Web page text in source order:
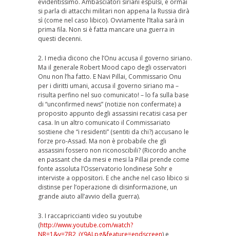
evidentissimo. Ambasciatori siriani espulsi, e ormai
si parla di attacchi militari non appena la Russia dirà
sì (come nel caso libico). Ovviamente l’Italia sarà in
prima fila. Non si è fatta mancare una guerra in
questi decenni.
2. I media dicono che l’Onu accusa il governo siriano.
Ma il generale Robert Mood capo degli osservatori
Onu non l’ha fatto. E Navi Pillai, Commissario Onu
per i diritti umani, accusa il governo siriano ma –
risulta perfino nel suo comunicato! – lo fa sulla base
di “unconfirmed news” (notizie non confermate) a
proposito appunto degli assassini recatisi casa per
casa. In un altro comunicato il Commissariato
sostiene che “i residenti” (sentiti da chi?) accusano le
forze pro-Assad. Ma non è probabile che gli
assassini fossero non riconoscibili? (Ricordo anche
en passant che da mesi e mesi la Pillai prende come
fonte assoluta l’Osservatorio londinese Sohr e
interviste a oppositori. E che anche nel caso libico si
distinse per l’operazione di disinformazione, un
grande aiuto all’avvio della guerra).
3. I raccapriccianti video su youtube
(http://www.youtube.com/watch?
NR=1&v=7B2_iY9ALpg&feature=endscreen) e